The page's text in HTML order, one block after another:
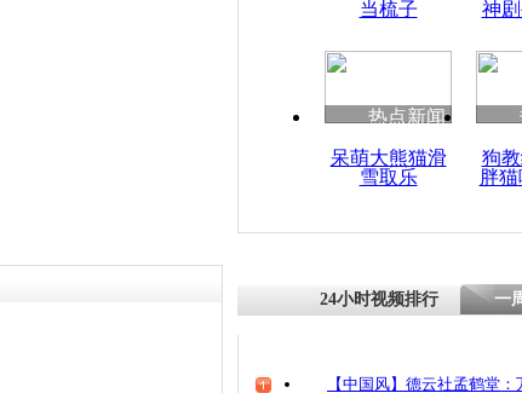
魂
当梳子
神
热点新闻
呆萌大熊猫滑
雪取乐
狗
胖
24小时视频排行 一
【中国风】德云社孟鹤堂